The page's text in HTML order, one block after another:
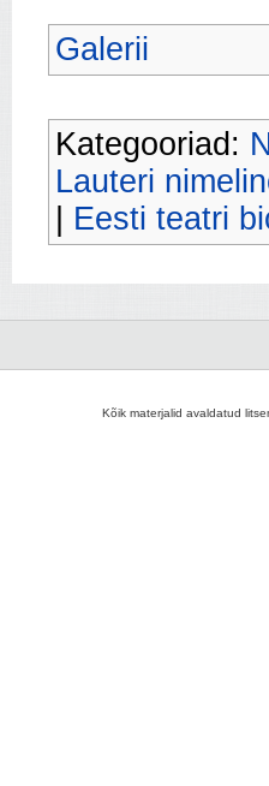
Galerii
Kategooriad:
Lauteri
Eesti teatri
Kõik materjalid avaldatud